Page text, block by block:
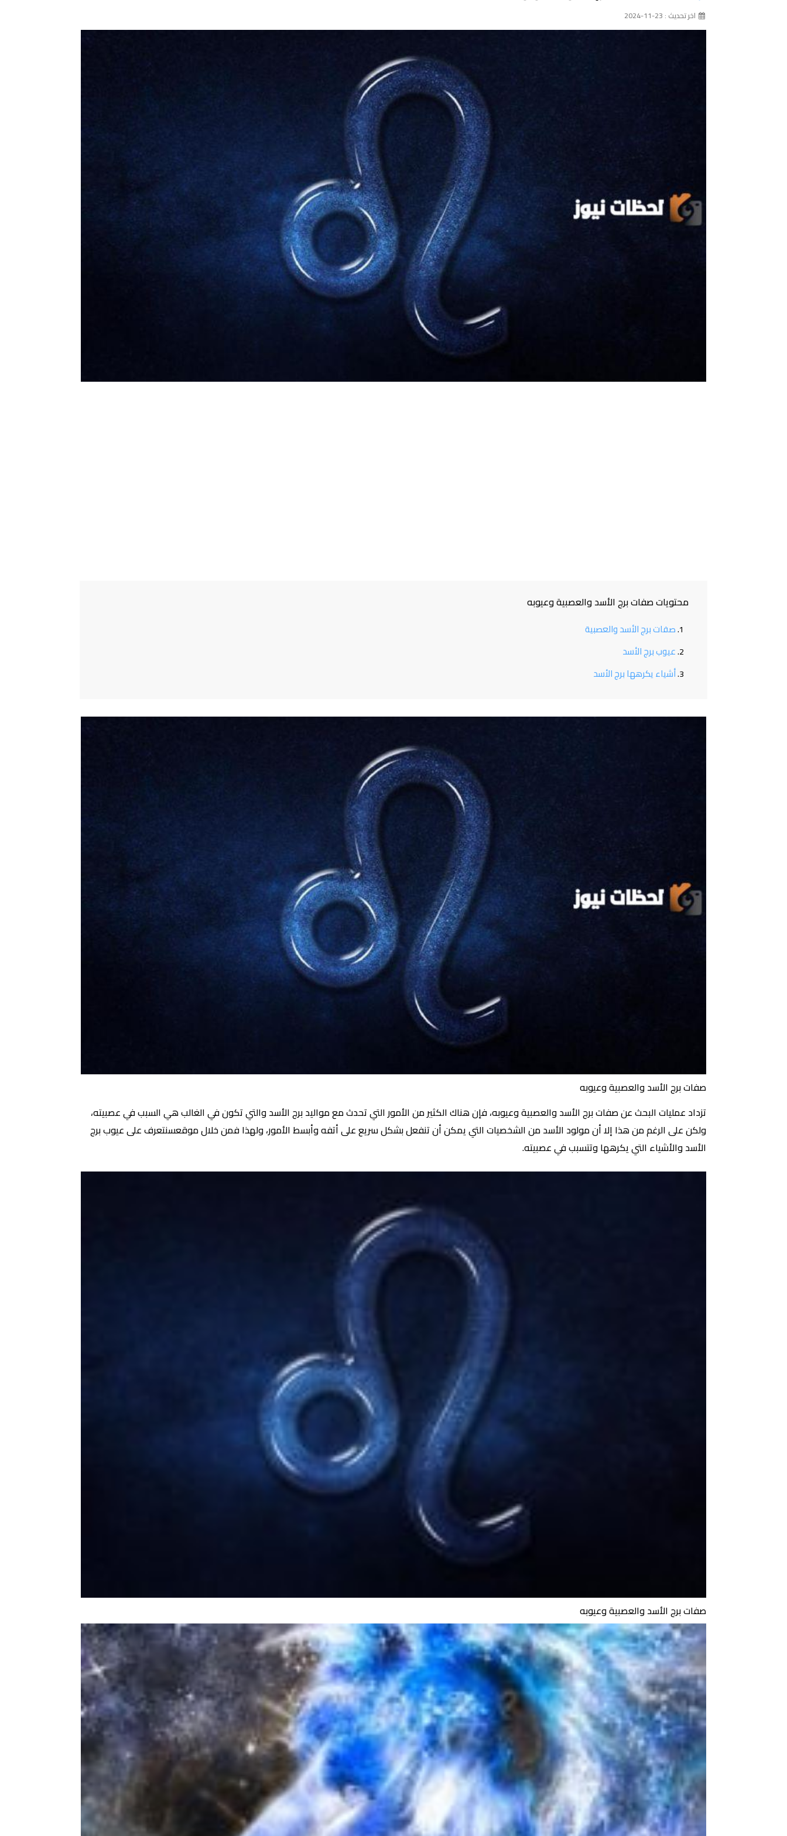
اخر تحديث : 23-11-2024
محتويات صفات برج الأسد والعصبية وعيوبه
صفات برج الأسد والعصبية
عيوب برج الأسد
أشياء يكرهها برج الأسد
صفات برج الأسد والعصبية وعيوبه
تزداد عمليات البحث عن صفات برج الأسد والعصبية وعيوبه، فإن هناك الكثير من الأمور التي تحدث مع مواليد برج الأسد والتي تكون في الغالب هي السبب في عصبيته،
ولكن على الرغم من هذا إلا أن مولود الأسد من الشخصيات التي يمكن أن تنفعل بشكل سريع على أتفه وأبسط الأمور، ولهذا فمن خلال موقعسنتعرف على عيوب برج
الأسد والأشياء التي يكرهها وتتسبب في عصبيته.
صفات برج الأسد والعصبية وعيوبه